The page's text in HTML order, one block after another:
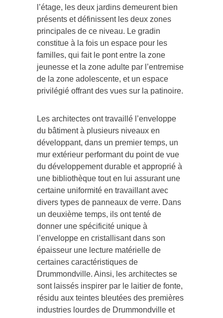
l’étage, les deux jardins demeurent bien
présents et définissent les deux zones
principales de ce niveau. Le gradin
constitue à la fois un espace pour les
familles, qui fait le pont entre la zone
jeunesse et la zone adulte par l’entremise
de la zone adolescente, et un espace
privilégié offrant des vues sur la patinoire.
Les architectes ont travaillé l’enveloppe
du bâtiment à plusieurs niveaux en
développant, dans un premier temps, un
mur extérieur performant du point de vue
du développement durable et approprié à
une bibliothèque tout en lui assurant une
certaine uniformité en travaillant avec
divers types de panneaux de verre. Dans
un deuxième temps, ils ont tenté de
donner une spécificité unique à
l’enveloppe en cristallisant dans son
épaisseur une lecture matérielle de
certaines caractéristiques de
Drummondville. Ainsi, les architectes se
sont laissés inspirer par le laitier de fonte,
résidu aux teintes bleutées des premières
industries lourdes de Drummondville et